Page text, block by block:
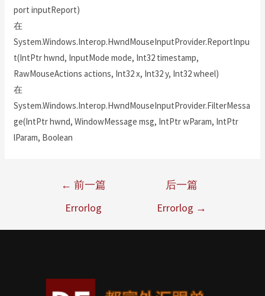
port inputReport)
在
System.Windows.Interop.HwndMouseInputProvider.ReportInpu
t(IntPtr hwnd, InputMode mode, Int32 timestamp,
RawMouseActions actions, Int32 x, Int32 y, Int32 wheel)
在
System.Windows.Interop.HwndMouseInputProvider.FilterMessa
ge(IntPtr hwnd, WindowMessage msg, IntPtr wParam, IntPtr
lParam, Boolean
← 前一篇
Errorlog
后一篇
Errorlog →